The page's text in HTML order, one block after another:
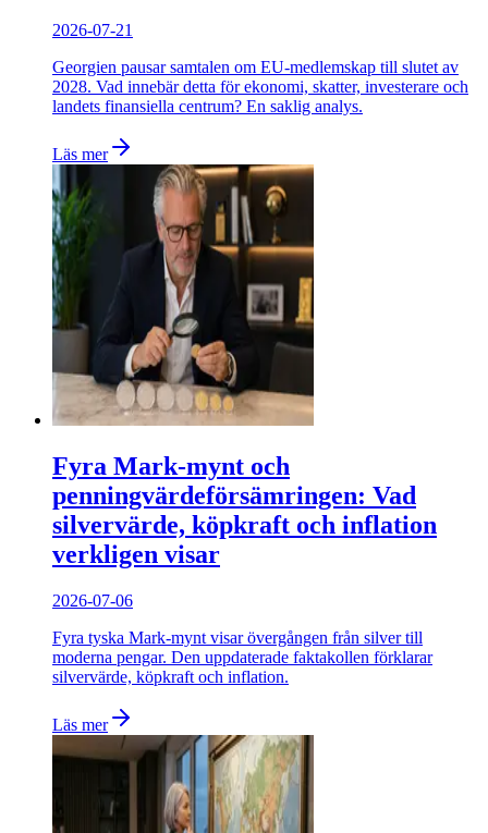
2026-07-21
Georgien pausar samtalen om EU-medlemskap till slutet av
2028. Vad innebär detta för ekonomi, skatter, investerare och
landets finansiella centrum? En saklig analys.
Läs mer
Fyra Mark-mynt och
penningvärdeförsämringen: Vad
silvervärde, köpkraft och inflation
verkligen visar
2026-07-06
Fyra tyska Mark-mynt visar övergången från silver till
moderna pengar. Den uppdaterade faktakollen förklarar
silvervärde, köpkraft och inflation.
Läs mer